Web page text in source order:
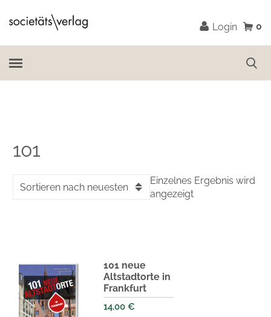
Login 0
101
Sortieren nach neuesten
Einzelnes Ergebnis wird
angezeigt
101 neue
Altstadtorte in
Frankfurt
14,00 €